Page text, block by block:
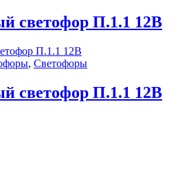
светофор П.1.1 12В
, Светофоры
светофор П.1.1 12В